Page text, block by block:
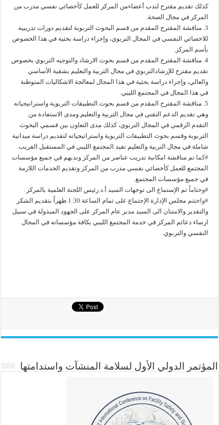
كذلك تقديم مقترح لندب أعضاءمن المركز للعمل كأخصائي نفسي مدرب من
المركز في مجال الصحة.
3. مناقشة المقترح المقدم من قسم البحوث التربوية لتقديم دورات تدريبية
للاخصائي النفسي في المجال التربوي، وإجراء دراسة بحثية في هذا الخصوص
بأسم المركز.
4. مناقشة المقترح المقدم من قسم بحوث الارشاد والتوجيه التربوي بخصوص
تقديم مقترح للإرشادالتربوي في مجال التربية والتعليم بشقية الأساسي
والعالي، وإجراء دراسة بحثية في هذا المجال لمعالجة الاشكاليات المتوطنة
في هذا المجال في المجتمع الليبي.
5. مناقشة المقترح المقدم من قسم بحوث التطبيقات التربوية واستراتيجياته
وهي تقديم الدعم التقني في مجال التربية والتعليم ومدى الاستفادة من
التقدم الرقمي في المجال التربوي، كذلك مدى التعاون بين قسمي البحوث
التربوية وقسم بحوث التطبيقات التربوية واستراتيجياته لتقديم دراسة ميدانية
شاملة في مجال التربية والتعليم تفيد المجتمع الليبي في المستقبل القريب.
#كما تم مناقشة امكانية تدريب عناصر من المركز وندبهم في جميع مؤسسات
المجتمع للعمل كأخصائي نفسي مدرب من المركز وتقديم الخدمات اللازمة
في جميع مؤسسات المجتمع.
#وختاماً تم الإستماع الى توجهات السيد أ.د رئيس اللجنة العلمية بالمركز .
#واختتم
مجلس الإدارة الإجتماع على تمام الساعة 1:30 ظهراً بتقديم الشكر
والتقدير والامتنان الى السيد مدير عام المركز على الجهود المبذولة في سبيل
ارساء دعائم المركز في خدمة المجتمع الليبي بكافة مؤسساته في المجال
النفسي والتربوي.
المؤتمر الدولي الأول لسلامة المنشآت واستدامتها